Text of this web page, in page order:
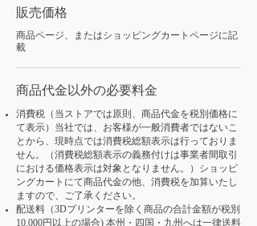
販売価格
商品ページ、またはショッピングカートページに記
載
商品代金以外の必要料金
消費税（当ストアでは原則、商品代金を税別価格に
て表示）当社では、お客様が一般消費者ではないこ
とから、現時点では消費税総額表示は行っておりま
せん。（消費税総額表示の義務付けは事業者間取引
における価格表示は対象となりません。）ショッピ
ングカートにて商品代金の他、消費税を加算いたし
ますので、ご了承ください。
配送料（3Dプリンターを除く商品の合計金額が税別
10,000円以上の場合) 本州・四国・九州へは一律送料